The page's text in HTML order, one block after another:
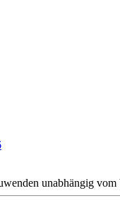
unabhängig